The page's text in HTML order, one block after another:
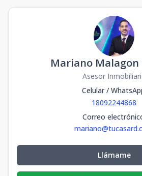
Mariano Malagon
Asesor
Celular /
18092244868
Correo
Llámame